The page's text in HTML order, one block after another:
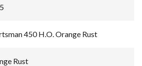
450 H.O. Orange Rust
Rust